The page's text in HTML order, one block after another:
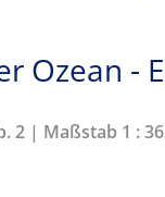
Ozean -
2 | Maßstab 1 :